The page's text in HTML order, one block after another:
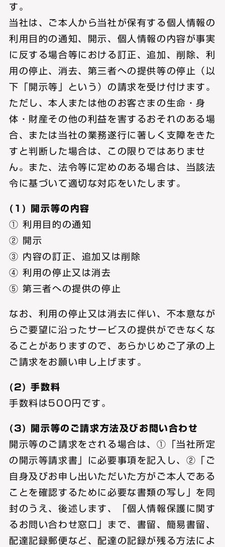
す。
当社は、ご本人から当社が保有する個人情報の
利用目的の通知、開示、個人情報の内容が事実
に反する場合等における訂正、追加、削除、利
用の停止、消去、第三者への提供等の停止（以
下「開示等」という）の請求を受け付けます。
ただし、本人または他のお客さまの生命・身
体・財産その他の利益を害するおそれのある場
合、または当社の業務遂行に著しく支障をきた
すと判断した場合は、この限りではありませ
ん。また、法令等に定めのある場合は、当該法
令に基づいて適切な対応をいたします。
(1) 開示等の内容
① 利用目的の通知
② 開示
③ 内容の訂正、追加又は削除
④ 利用の停止又は消去
⑤ 第三者への提供の停止
なお、利用の停止又は消去に伴い、不本意なが
らご要望に沿ったサービスの提供ができなくな
ることがありますので、あらかじめご了承の上
ご請求をお願い申し上げます。
(2) 手数料
手数料は500円です。
(3) 開示等のご請求方法及びお問い合わせ
開示等のご請求をされる場合は、①「当社所定
の開示等請求書」に必要事項を記入し、②「ご
自身及びお申し出いただいた方がご本人である
ことを確認するために必要な書類の写し」を同
封のうえ、後述します、「個人情報保護に関す
るお問い合わせ窓口」まで、書留、簡易書留、
配達記録郵便など、配達の記録が残る方法によ